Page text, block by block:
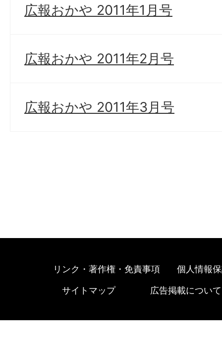
広報おかや 2011年1月号
広報おかや 2011年2月号
広報おかや 2011年3月号
リンク・著作権・免責事項 個人情報
サイトマップ 広告掲載について